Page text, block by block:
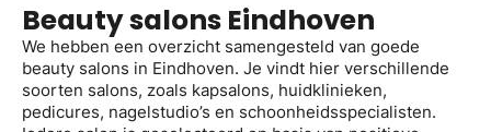
Beauty salons Eindhoven
We hebben een overzicht samengesteld van goede
beauty salons in Eindhoven. Je vindt hier verschillende
soorten salons, zoals kapsalons, huidklinieken,
pedicures, nagelstudio’s en schoonheidsspecialisten.